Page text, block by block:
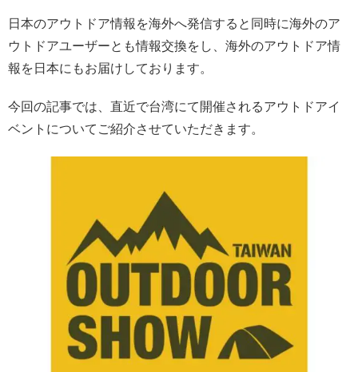
日本のアウトドア情報を海外へ発信すると同時に海外のア
ウトドアユーザーとも情報交換をし、海外のアウトドア情
報を日本にもお届けしております。
今回の記事では、直近で台湾にて開催されるアウトドアイ
ベントについてご紹介させていただきます。